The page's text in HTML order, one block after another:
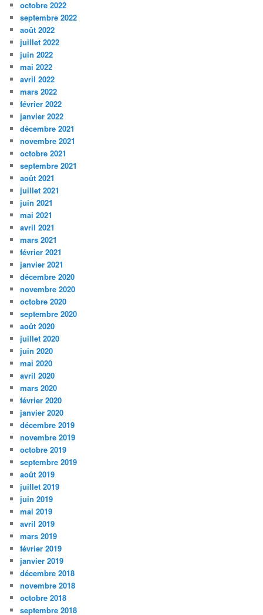
octobre 2022
septembre 2022
août 2022
juillet 2022
juin 2022
mai 2022
avril 2022
mars 2022
février 2022
janvier 2022
décembre 2021
novembre 2021
octobre 2021
septembre 2021
août 2021
juillet 2021
juin 2021
mai 2021
avril 2021
mars 2021
février 2021
janvier 2021
décembre 2020
novembre 2020
octobre 2020
septembre 2020
août 2020
juillet 2020
juin 2020
mai 2020
avril 2020
mars 2020
février 2020
janvier 2020
décembre 2019
novembre 2019
octobre 2019
septembre 2019
août 2019
juillet 2019
juin 2019
mai 2019
avril 2019
mars 2019
février 2019
janvier 2019
décembre 2018
novembre 2018
octobre 2018
septembre 2018